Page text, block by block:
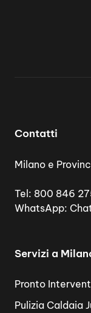
Contatti
Milano e
Tel: 800 846
WhatsApp:
Servizi a
Pronto
Pulizia Caldaia